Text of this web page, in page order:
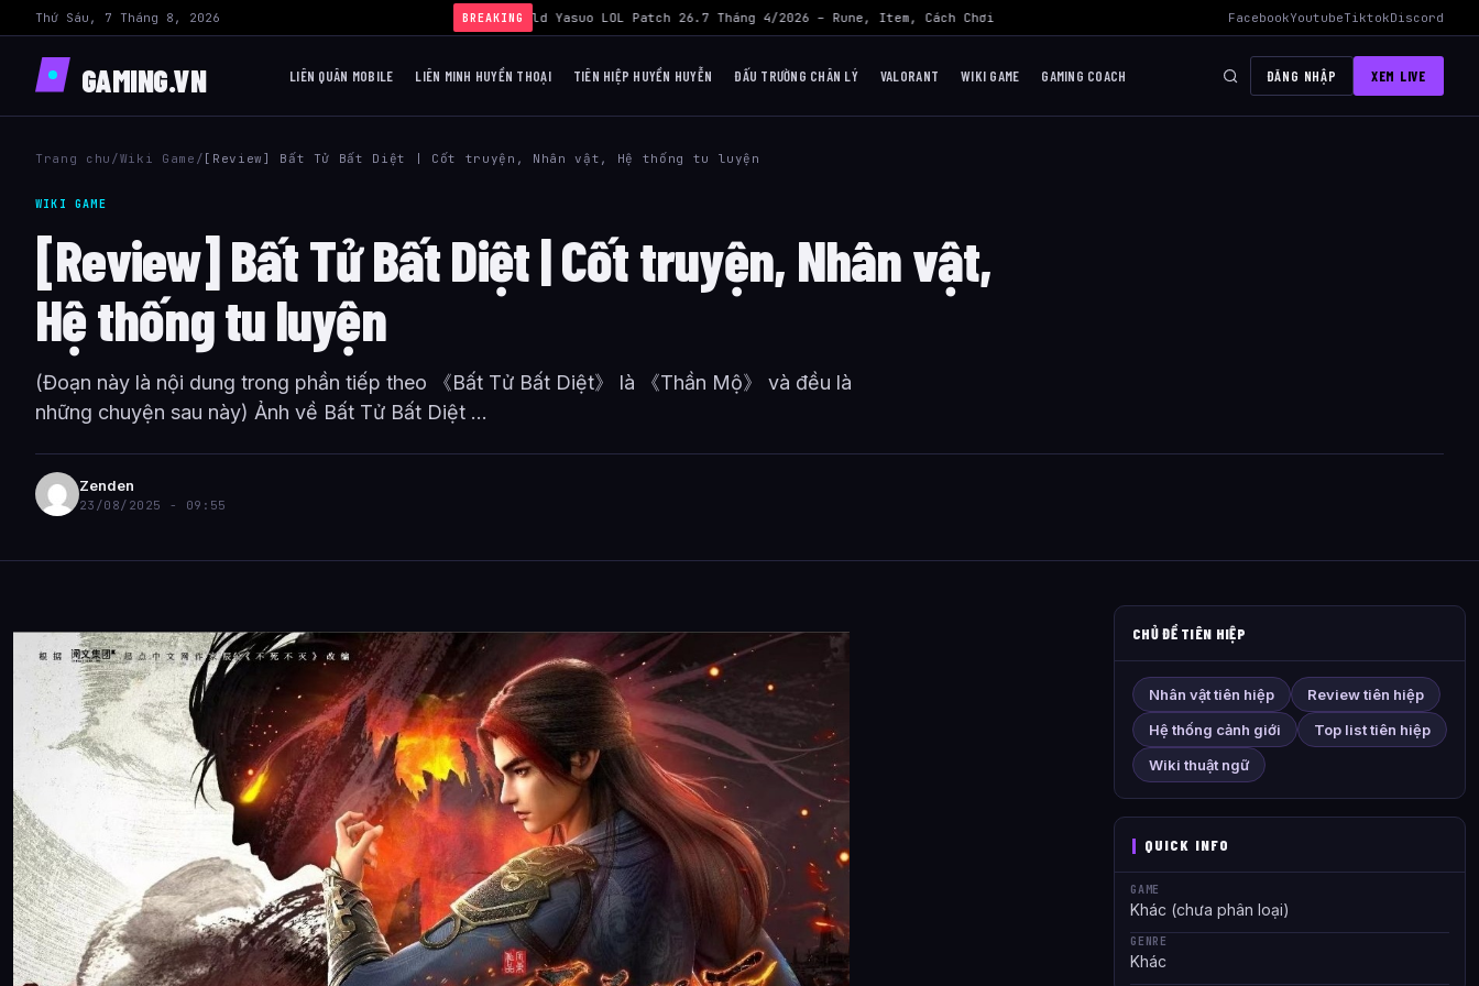
Thứ Sáu, 7 Tháng 8, 2026 BREAKING
› Build Yasuo LOL Patch 26.7 Tháng 4/2026 – Rune, Item, Cách Chơi Mid Hiệu Quả Nhất AWC 2026 Liên Quân Mobile – Lịch Thi Đấu,
FacebookYoutubeTiktokDiscord
GAMING.VN LIÊN QUÂN MOBILE LIÊN MINH HUYỀN THOẠI TIÊN HIỆP HUYỀN HUYỄN ĐẤU TRƯỜNG CHÂN LÝ VALORANT WIKI GAME GAMING COACH ĐĂNG NHẬP XEM LIVE
Trang chu /Wiki Game / [Review] Bất Tử Bất Diệt | Cốt truyện, Nhân vật, Hệ thống tu luyện
WIKI GAME
[Review] Bất Tử Bất Diệt | Cốt truyện, Nhân vật,
Hệ thống tu luyện
(Đoạn này là nội dung trong phần tiếp theo 《Bất Tử Bất Diệt》 là 《Thần Mộ》 và đều là
những chuyện sau này) Ảnh về Bất Tử Bất Diệt ...
Zenden
23/08/2025 - 09:55
CHỦ ĐỀ TIÊN HIỆP
Nhân vật tiên hiệp
Review tiên hiệp
Hệ thống cảnh giới
Top list tiên hiệp
Wiki thuật ngữ
QUICK INFO
GAME
Khác (chưa phân loại)
GENRE
Khác